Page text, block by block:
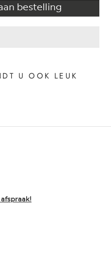
bestelling
U OOK LEUK